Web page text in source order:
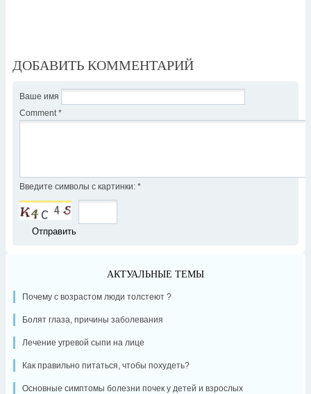
ДОБАВИТЬ КОММЕНТАРИЙ
Ваше имя
Comment *
Введите символы с картинки: *
АКТУАЛЬНЫЕ ТЕМЫ
Почему с возрастом люди толстеют ?
Болят глаза, причины заболевания
Лечение угревой сыпи на лице
Как правильно питаться, чтобы похудеть?
Основные симптомы болезни почек у детей и взрослых